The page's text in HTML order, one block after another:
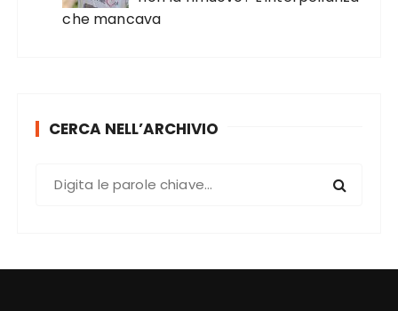
che mancava
CERCA NELL’ARCHIVIO